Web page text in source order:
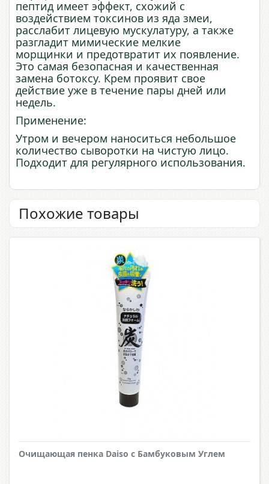
пептид имеет эффект, схожий с
воздействием токсинов из яда змеи,
расслабит лицевую мускулатуру, а также
разгладит мимические мелкие
морщинки и предотвратит их появление.
Это самая безопасная и качественная
замена ботоксу. Крем проявит свое
действие уже в течение пары дней или
недель.
Применение:
Утром и вечером наноситься небольшое
количество сыворотки на чистую лицо.
Подходит для регулярного использования.
Похожие товары
Очищающая пенка Daiso с Бамбуковым Углем